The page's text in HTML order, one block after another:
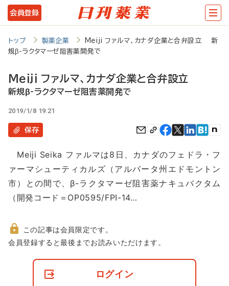
メ
イ
コ
テ
ツ
に
会員登録
トップ 製薬企業
Meiji ファルマ、カナダ企業と合弁設立 新
規β-ラクタマーゼ阻害薬開発で
Meiji ファルマ、カナダ企業と合弁設立
新規β-ラクタマーゼ阻害薬開発で
2019/1/8 19:21
保存
Meiji Seika ファルマは8日、カナダのフェドラ・フ
ァーマシューティカルズ（アルバータ州エドモントン
市）との間で、β-ラクタマーゼ阻害薬ナキュバクタム
（開発コード＝OP0595/FPI-14…
非
この記事は会員限定です。
会員登録すると最後までお読みいただけます。
ログイン